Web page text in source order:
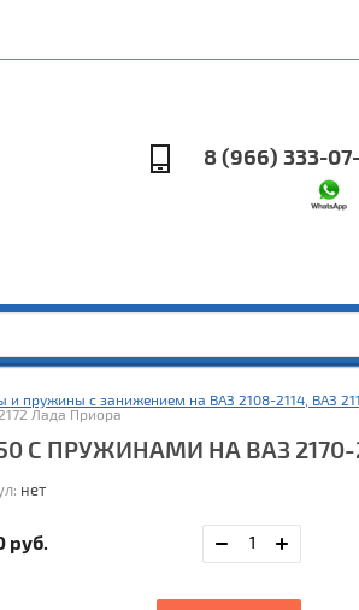
8 (966) 333-
и пружины с занижением на ВАЗ 2108-2114, ВАЗ
Лада Приора
С ПРУЖИНАМИ НА ВАЗ
нет
руб.